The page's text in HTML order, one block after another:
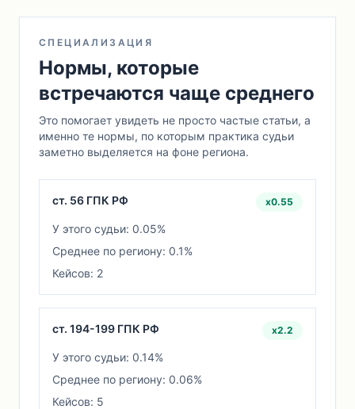
СПЕЦИАЛИЗАЦИЯ
Нормы, которые
встречаются чаще среднего
Это помогает увидеть не просто частые статьи, а
именно те нормы, по которым практика судьи
заметно выделяется на фоне региона.
ст. 56 ГПК РФ x0.55
У этого судьи: 0.05%
Среднее по региону: 0.1%
Кейсов: 2
ст. 194-199 ГПК РФ x2.2
У этого судьи: 0.14%
Среднее по региону: 0.06%
Кейсов: 5